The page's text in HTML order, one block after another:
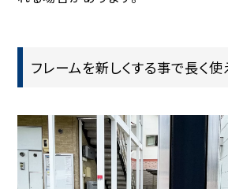
フレームを新しくする事で長く